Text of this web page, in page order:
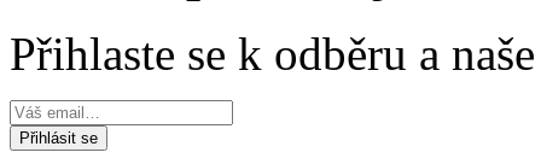
Přihlaste se k odběru a